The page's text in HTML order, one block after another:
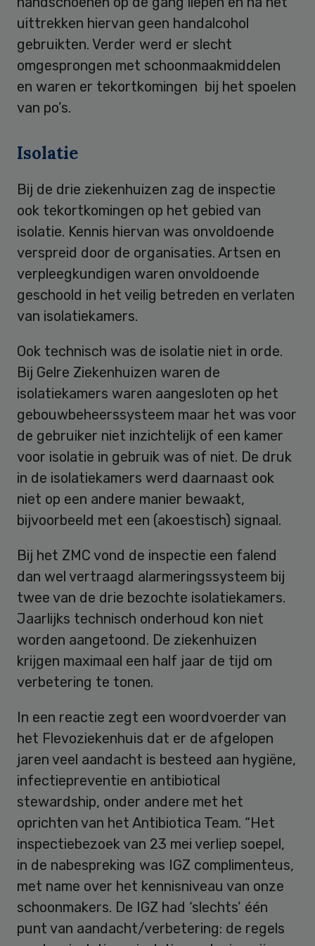
uittrekken hiervan geen handalcohol
gebruikten. Verder werd er slecht
omgesprongen met schoonmaakmiddelen
en waren er tekortkomingen bij het spoelen
van po’s.
Isolatie
Bij de drie ziekenhuizen zag de inspectie
ook tekortkomingen op het gebied van
isolatie. Kennis hiervan was onvoldoende
verspreid door de organisaties. Artsen en
verpleegkundigen waren onvoldoende
geschoold in het veilig betreden en verlaten
van isolatiekamers.
Ook technisch was de isolatie niet in orde.
Bij Gelre Ziekenhuizen waren de
isolatiekamers waren aangesloten op het
gebouwbeheerssysteem maar het was voor
de gebruiker niet inzichtelijk of een kamer
voor isolatie in gebruik was of niet. De druk
in de isolatiekamers werd daarnaast ook
niet op een andere manier bewaakt,
bijvoorbeeld met een (akoestisch) signaal.
Bij het ZMC vond de inspectie een falend
dan wel vertraagd alarmeringssysteem bij
twee van de drie bezochte isolatiekamers.
Jaarlijks technisch onderhoud kon niet
worden aangetoond. De ziekenhuizen
krijgen maximaal een half jaar de tijd om
verbetering te tonen.
In een reactie zegt een woordvoerder van
het Flevoziekenhuis dat er de afgelopen
jaren veel aandacht is besteed aan hygiëne,
infectiepreventie en antibiotical
stewardship, onder andere met het
oprichten van het Antibiotica Team. “Het
inspectiebezoek van 23 mei verliep soepel,
in de nabespreking was IGZ complimenteus,
met name over het kennisniveau van onze
schoonmakers. De IGZ had ‘slechts’ één
punt van aandacht/verbetering: de regels